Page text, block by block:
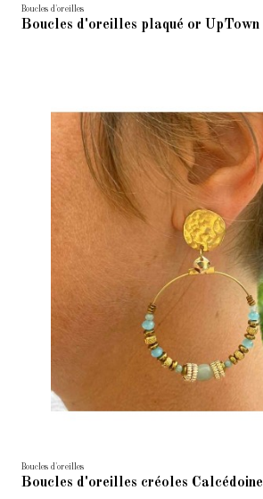
Boucles d'oreilles
Boucles d'oreilles plaqué or UpTown
Boucles d'oreilles
Boucles d'oreilles créoles Calcédoine